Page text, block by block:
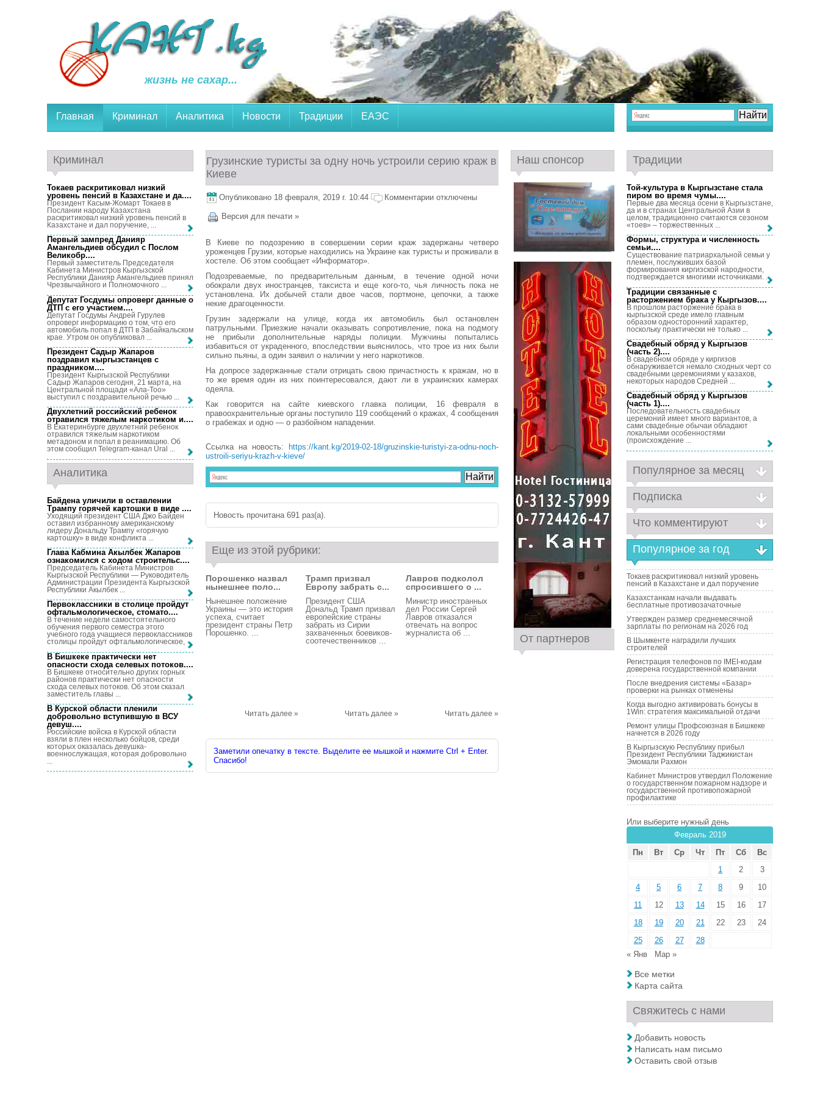
жизнь не сахар...
Главная Криминал Аналитика Новости Традиции ЕАЭС
Грузинские туристы за одну ночь устроили серию краж в
Киеве
Опубликовано 18 февраля, 2019 г. 10:44 Комментарии отключены
Версия для печати »
В Киеве по подозрению в совершении серии краж задержаны четверо
уроженцев Грузии, которые находились на Украине как туристы и проживали в
хостеле. Об этом сообщает «Информатор».
Подозреваемые, по предварительным данным, в течение одной ночи
обокрали двух иностранцев, таксиста и еще кого-то, чья личность пока не
установлена. Их добычей стали двое часов, портмоне, цепочки, а также
некие драгоценности.
Грузин задержали на улице, когда их автомобиль был остановлен
патрульными. Приезжие начали оказывать сопротивление, пока на подмогу
не прибыли дополнительные наряды полиции. Мужчины попытались
избавиться от украденного, впоследствии выяснилось, что трое из них были
сильно пьяны, а один заявил о наличии у него наркотиков.
На допросе задержанные стали отрицать свою причастность к кражам, но в
то же время один из них поинтересовался, дают ли в украинских камерах
одеяла.
Как говорится на сайте киевского главка полиции, 16 февраля в
правоохранительные органы поступило 119 сообщений о кражах, 4 сообщения
о грабежах и одно — о разбойном нападении.
Ссылка на новость:
https://kant.kg/2019-02-18/gruzinskie-turistyi-za-odnu-noch-
ustroili-seriyu-krazh-v-kieve/
Новость прочитана 691 раз(a).
Еще из этой рубрики:
Порошенко назвал
нынешнее поло...
Нынешнее положение
Украины — это история
успеха, считает
президент страны Петр
Порошенко. ...
Читать далее »
Трамп призвал
Европу забрать с...
Президент США
Дональд Трамп призвал
европейские страны
забрать из Сирии
захваченных боевиков-
соотечественников ...
Читать далее »
Лавров подколол
спросившего о ...
Министр иностранных
дел России Сергей
Лавров отказался
отвечать на вопрос
журналиста об ...
Читать далее »
Заметили опечатку в тексте. Выделите ее мышкой и нажмите Ctrl + Enter.
Спасибо!
Криминал
Токаев раскритиковал низкий
уровень пенсий в Казахстане и да....
Президент Касым-Жомарт Токаев в
Послании народу Казахстана
раскритиковал низкий уровень пенсий в
Казахстане и дал поручение, ...
Первый зампред Данияр
Амангельдиев обсудил с Послом
Великобр....
Первый заместитель Председателя
Кабинета Министров Кыргызской
Республики Данияр Амангельдиев принял
Чрезвычайного и Полномочного ...
Депутат Госдумы опроверг данные о
ДТП с его участием....
Депутат Госдумы Андрей Гурулев
опроверг информацию о том, что его
автомобиль попал в ДТП в Забайкальском
крае. Утром он опубликовал ...
Президент Садыр Жапаров
поздравил кыргызстанцев с
праздником....
Президент Кыргызской Республики
Садыр Жапаров сегодня, 21 марта, на
Центральной площади «Ала-Тоо»
выступил с поздравительной речью ...
Двухлетний российский ребенок
отравился тяжелым наркотиком и....
В Екатеринбурге двухлетний ребенок
отравился тяжелым наркотиком
метадоном и попал в реанимацию. Об
этом сообщил Telegram-канал Ural ...
Аналитика
Байдена уличили в оставлении
Трампу горячей картошки в виде ....
Уходящий президент США Джо Байден
оставил избранному американскому
лидеру Дональду Трампу «горячую
картошку» в виде конфликта ...
Глава Кабмина Акылбек Жапаров
ознакомился с ходом строительс....
Председатель Кабинета Министров
Кыргызской Республики — Руководитель
Администрации Президента Кыргызской
Республики Акылбек ...
Первоклассники в столице пройдут
офтальмологическое, стомато....
В течение недели самостоятельного
обучения первого семестра этого
учебного года учащиеся первоклассников
столицы пройдут офтальмологическое, ...
В Бишкеке практически нет
опасности схода селевых потоков....
В Бишкеке относительно других горных
районов практически нет опасности
схода селевых потоков. Об этом сказал
заместитель главы ...
В Курской области пленили
добровольно вступившую в ВСУ
девуш....
Российские войска в Курской области
взяли в плен несколько бойцов, среди
которых оказалась девушка-
военнослужащая, которая добровольно
...
Наш спонсор
От партнеров
Традиции
Той-культура в Кыргызстане стала
пиром во время чумы....
Первые два месяца осени в Кыргызстане,
да и в странах Центральной Азии в
целом, традиционно считаются сезоном
«тоев» – торжественных ...
Формы, структура и численность
семьи....
Существование патриархальной семьи у
племен, послуживших базой
формирования киргизской народности,
подтверждается многими источниками. ...
Традиции связанные с
расторжением брака у Кыргызов....
В прошлом расторжение брака в
кыргызской среде имело главным
образом односторонний характер,
поскольку практически не только ...
Свадебный обряд у Кыргызов
(часть 2)....
В свадебном обряде у киргизов
обнаруживается немало сходных черт со
свадебными церемониями у казахов,
некоторых народов Средней ...
Свадебный обряд у Кыргызов
(часть 1)....
Последовательность свадебных
церемоний имеет много вариантов, а
сами свадебные обычаи обладают
локальными особенностями
(происхождение ...
Популярное за месяц
Подписка
Что комментируют
Популярное за год
Токаев раскритиковал низкий уровень
пенсий в Казахстане и дал поручение
Казахстанкам начали выдавать
бесплатные противозачаточные
Утвержден размер среднемесячной
зарплаты по регионам на 2026 год
В Шымкенте наградили лучших
строителей
Регистрация телефонов по IMEI-кодам
доверена государственной компании
После внедрения системы «Базар»
проверки на рынках отменены
Когда выгодно активировать бонусы в
1Win: стратегия максимальной отдачи
Ремонт улицы Профсоюзная в Бишкеке
начнется в 2026 году
В Кыргызскую Республику прибыл
Президент Республики Таджикистан
Эмомали Рахмон
Кабинет Министров утвердил Положение
о государственном пожарном надзоре и
государственной противопожарной
профилактике
Или выберите нужный день
Февраль 2019
Пн
Вт Ср Чт Пт Сб
Вс
1
2
3
4
5 6 7 8 9
10
11
12 13 14 15 16
17
18
19 20 21 22 23
24
25
26 27
28
« Янв
Мар »
Все метки
Карта сайта
Свяжитесь с нами
Добавить новость
Написать нам письмо
Оставить свой отзыв